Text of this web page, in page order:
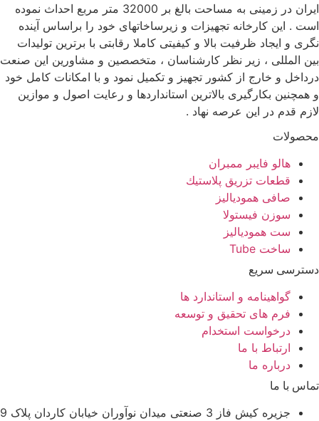
ایران در زمینی به مساحت بالغ بر 32000 متر مربع احداث نموده
است . این کارخانه تجهیزات و زیرساخاتهای خود را براساس آینده
نگری و ایجاد ظرفیت بالا و کیفیتی کاملا رقابتی با برترین تولیدات
بین المللی ، زیر نظر کارشناسان ، متخصصین و مشاورین این صنعت
درداخل و خارج از کشور تجهیز و تکمیل نمود و با امکانات کامل خود
و همچنین بکارگیری بالاترین استانداردها و رعایت اصول و موازین
لازم قدم در این عرصه نهاد .
محصولات
هالو فایبر ممبران
قطعات تزريق پلاستيك
صافی همودیالیز
سوزن فیستولا
ست همودیالیز
ساخت Tube
دسترسی سریع
گواهینامه و استاندارد ها
فرم های تحقیق و توسعه
درخواست استخدام
ارتباط با ما
درباره ما
تماس با ما
جزیره کیش فاز 3 صنعتی میدان نوآوران خیابان کاردان پلاک 9